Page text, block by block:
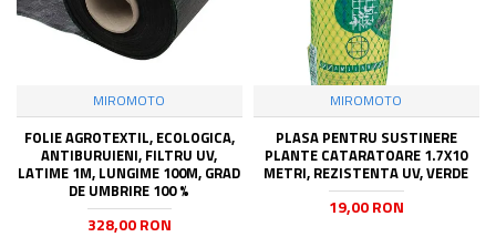
MIROMOTO
FOLIE AGROTEXTIL, ECOLOGICA,
ANTIBURUIENI, FILTRU UV,
LATIME 1M, LUNGIME 100M, GRAD
DE UMBRIRE 100 %
328,00 RON
MIROMOTO
PLASA PENTRU SUSTINERE
PLANTE CATARATOARE 1.7X10
METRI, REZISTENTA UV, VERDE
19,00 RON